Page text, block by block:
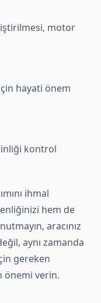
motor
hayati önem
kontrol
ihmal
hem de
aracınız
aynı zamanda
gereken
önemi verin.